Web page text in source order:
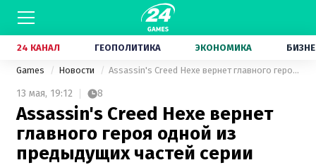
24 КАНАЛ ГЕОПОЛИТИКА ЭКОНОМИКА
Games Новости Assassin's Creed Hexe вернет главного героя одной из предыдущих частей серии
13 мая, 19:12 8
Assassin's Creed Hexe вернет
главного героя одной из
предыдущих частей серии